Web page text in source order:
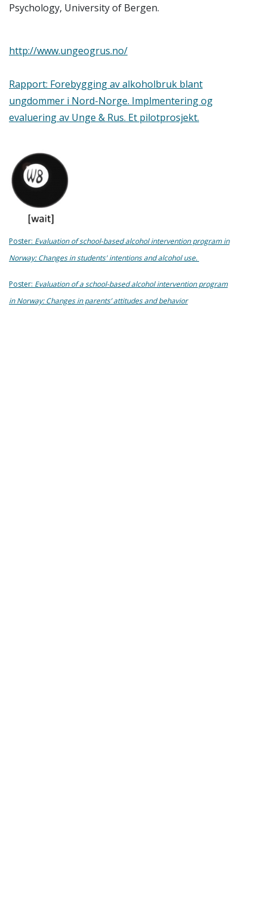
Psychology, University of Bergen.
http://www.ungeogrus.no/
Rapport: Forebygging av alkoholbruk blant
ungdommer i Nord-Norge. Implmentering og
evaluering av Unge & Rus. Et pilotprosjekt.
Poster: Evaluation of school-based alcohol intervention program in
Norway: Changes in students' intentions and alcohol use.
Poster: Evaluation of a school-based alcohol intervention program
in Norway: Changes in parents’ attitudes and behavior